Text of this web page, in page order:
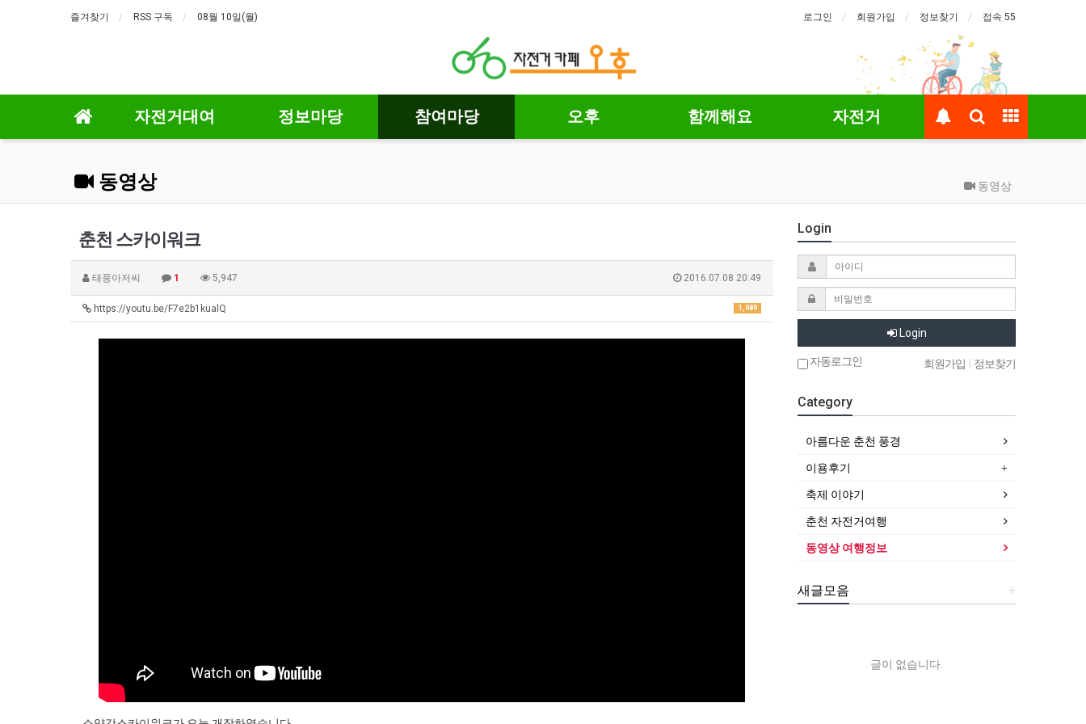
즐겨찾기 RSS 구독 08월 10일(월) 로그인 회원가입 정보찾기 접속 55
자전거대여 정보마당 참여마당 오후 함께해요 자전거
동영상 동영상
춘천 스카이워크
태풍아저씨 1 5,947 2016.07.08 20:49
1,989
https://youtu.be/F7e2b1kualQ
Login
Login
자동로그인 회원가입 정보찾기
Category
아름다운 춘천 풍경
이용후기
축제 이야기
춘천 자전거여행
동영상 여행정보
+
새글모음
글이 없습니다.